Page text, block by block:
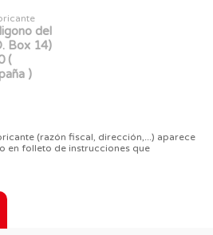
del
Box 14)
(
)
(razón fiscal, dirección,...) aparece
en folleto de instrucciones que